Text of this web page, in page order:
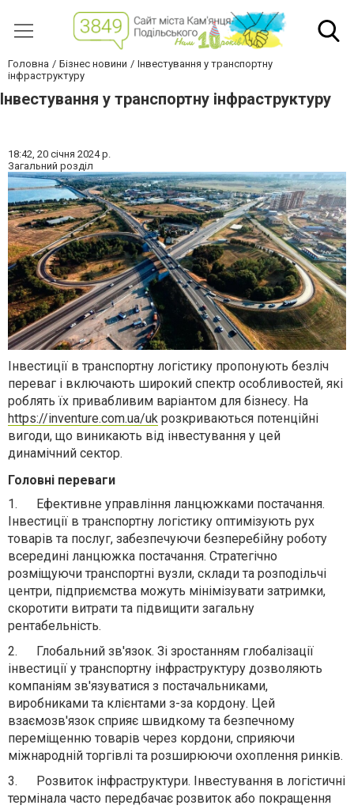
Головна Бізнес новини
Інвестування у транспортну
інфраструктуру
Інвестування у транспортну інфраструктуру
18:42, 20 січня 2024 р.
Загальний розділ
Інвестиції в транспортну логістику пропонують безліч
переваг і включають широкий спектр особливостей, які
роблять їх привабливим варіантом для бізнесу. На
https://inventure.com.ua/uk розкриваються потенційні
вигоди, що виникають від інвестування у цей
динамічний сектор.
Головні переваги
1.
Ефективне управління ланцюжками постачання.
Інвестиції в транспортну логістику оптимізують рух
товарів та послуг, забезпечуючи безперебійну роботу
всередині ланцюжка постачання. Стратегічно
розміщуючи транспортні вузли, склади та розподільчі
центри, підприємства можуть мінімізувати затримки,
скоротити витрати та підвищити загальну
рентабельність.
2.
Глобальний зв'язок. Зі зростанням глобалізації
інвестиції у транспортну інфраструктуру дозволяють
компаніям зв'язуватися з постачальниками,
виробниками та клієнтами з-за кордону. Цей
взаємозв'язок сприяє швидкому та безпечному
переміщенню товарів через кордони, сприяючи
міжнародній торгівлі та розширюючи охоплення ринків.
3.
Розвиток інфраструктури. Інвестування в логістичні
термінала часто передбачає розвиток або покращення